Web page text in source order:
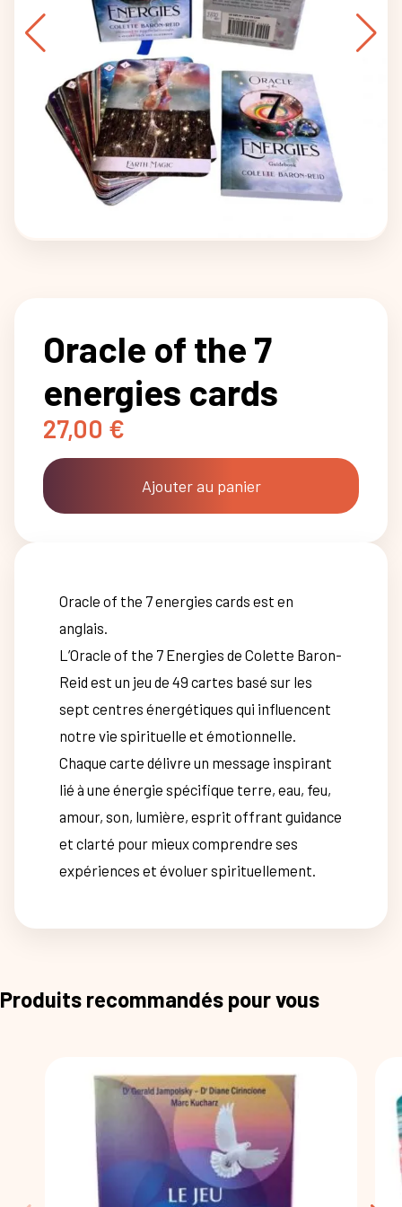
Oracle of the 7
energies cards
27,00 €
Ajouter au panier
Oracle of the 7 energies cards est en
anglais.
L’Oracle of the 7 Energies de Colette Baron-
Reid est un jeu de 49 cartes basé sur les
sept centres énergétiques qui influencent
notre vie spirituelle et émotionnelle.
Chaque carte délivre un message inspirant
lié à une énergie spécifique terre, eau, feu,
amour, son, lumière, esprit offrant guidance
et clarté pour mieux comprendre ses
expériences et évoluer spirituellement.
Produits recommandés pour vous